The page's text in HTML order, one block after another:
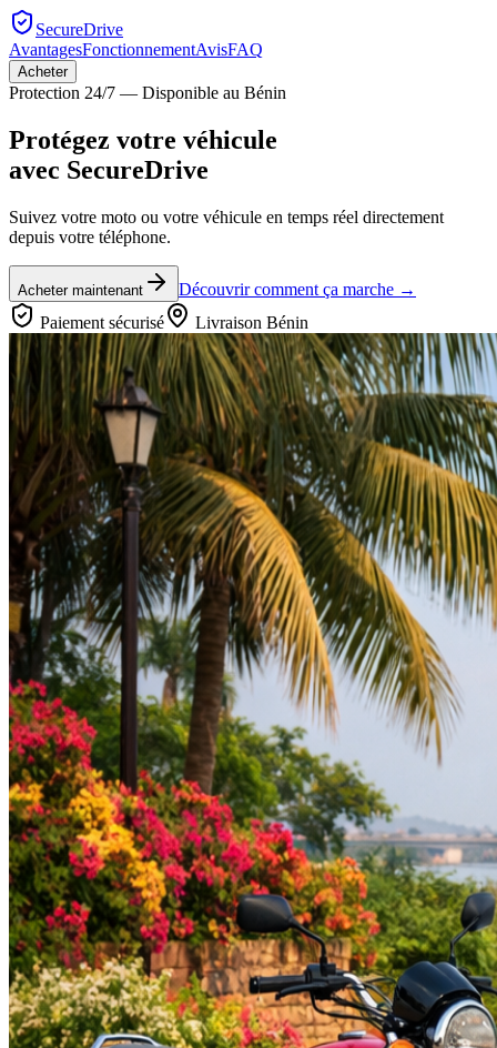
SecureDrive
AvantagesFonctionnementAvisFAQ
Acheter
Protection 24/7 — Disponible au Bénin
Protégez votre véhicule
avec SecureDrive
Suivez votre moto ou votre véhicule en temps réel directement
depuis votre téléphone.
Acheter maintenant
Découvrir comment ça marche →
Paiement sécurisé
Livraison Bénin